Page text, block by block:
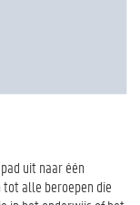
uit naar één
alle beroepen die